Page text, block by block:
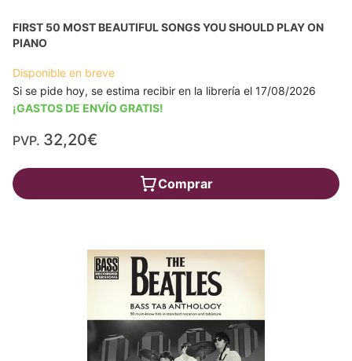
FIRST 50 MOST BEAUTIFUL SONGS YOU SHOULD PLAY ON
PIANO
Disponible en breve
Si se pide hoy, se estima recibir en la librería el 17/08/2026
¡GASTOS DE ENVÍO GRATIS!
PVP. 32,20€
Comprar